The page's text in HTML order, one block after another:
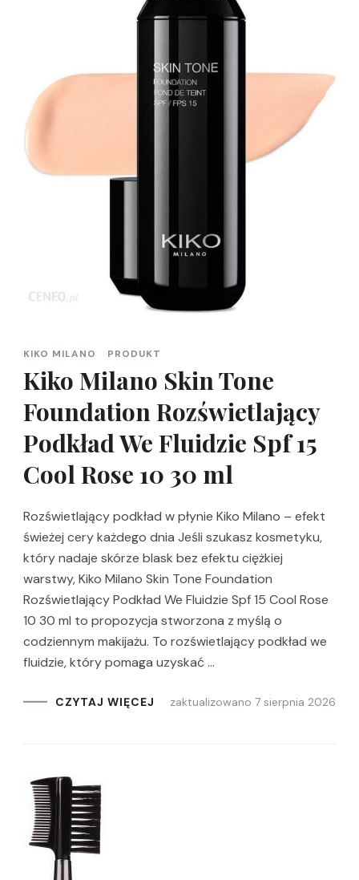
KIKO MILANO PRODUKT
Kiko Milano Skin Tone
Foundation Rozświetlający
Podkład We Fluidzie Spf 15
Cool Rose 10 30 ml
Rozświetlający podkład w płynie Kiko Milano – efekt
świeżej cery każdego dnia Jeśli szukasz kosmetyku,
który nadaje skórze blask bez efektu ciężkiej
warstwy, Kiko Milano Skin Tone Foundation
Rozświetlający Podkład We Fluidzie Spf 15 Cool Rose
10 30 ml to propozycja stworzona z myślą o
codziennym makijażu. To rozświetlający podkład we
fluidzie, który pomaga uzyskać …
CZYTAJ WIĘCEJ zaktualizowano 7 sierpnia 2026